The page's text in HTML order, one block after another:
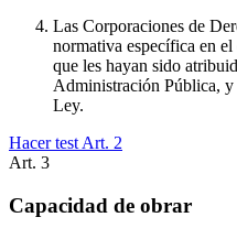
Las Corporaciones de
normativa específica en
que les hayan sido
Administración Pública, y
Ley.
Hacer test Art. 2
Art. 3
Capacidad de obrar